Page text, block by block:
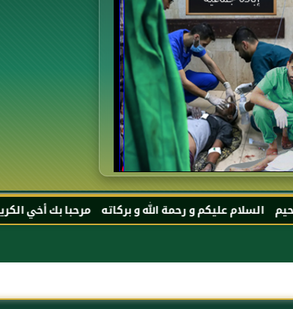
الله و بركاته مرحبا بك أخي الكريم مجددا في